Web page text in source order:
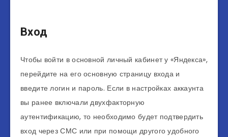
Вход
Чтобы войти в основной личный кабинет у «Яндекса»,
перейдите на его основную страницу входа и
введите логин и пароль. Если в настройках аккаунта
вы ранее включали двухфакторную
аутентификацию, то необходимо будет подтвердить
вход через СМС или при помощи другого удобного